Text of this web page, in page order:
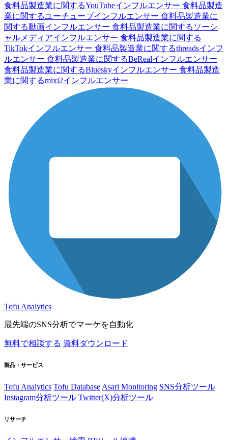
食料品製造業に関するYouTubeインフルエンサー 食料品製造
業に関するユーチューブインフルエンサー 食料品製造業に
関する動画インフルエンサー 食料品製造業に関するソーシ
ャルメディアインフルエンサー 食料品製造業に関する
TikTokインフルエンサー 食料品製造業に関するthreadsインフ
ルエンサー 食料品製造業に関するBeRealインフルエンサー
食料品製造業に関するBlueskyインフルエンサー 食料品製造
業に関するmixi2インフルエンサー
Tofu Analytics
最先端のSNS分析でマーケを自動化
無料で相談する 資料ダウンロード
製品・サービス
Tofu Analytics Tofu Database Asari Monitoring SNS分析ツール
Instagram分析ツール Twitter(X)分析ツール
リサーチ